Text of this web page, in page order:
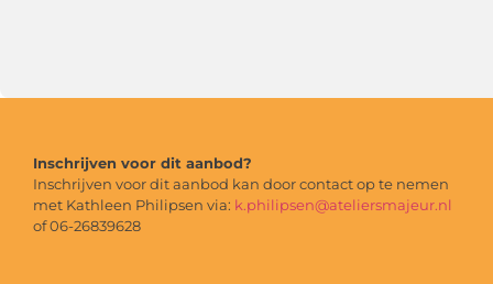
Inschrijven voor dit aanbod?
Inschrijven voor dit aanbod kan door contact op te nemen
met Kathleen Philipsen via: k.philipsen@ateliersmajeur.nl
of 06-26839628